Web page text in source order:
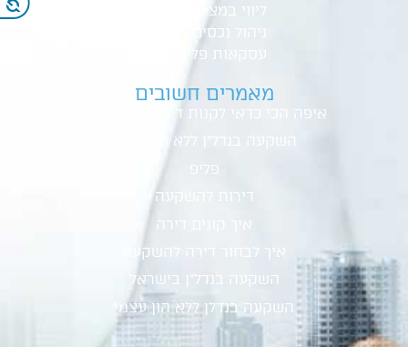
ליווי במציאת שוכר
ניהול נכסים
עסקאות פליפ
מאמרים חשובים
איפה הכי כדאי לקנות דירה להשקעה
השקעה בנדל"ן ללא הון עצמי
פליפ
דירות להשקעה
איך קונים דירה
איך לבחור דירה להשקעה
השקעה בנדל"ן בישראל
השקעה בנדלן ללא הון עצמי